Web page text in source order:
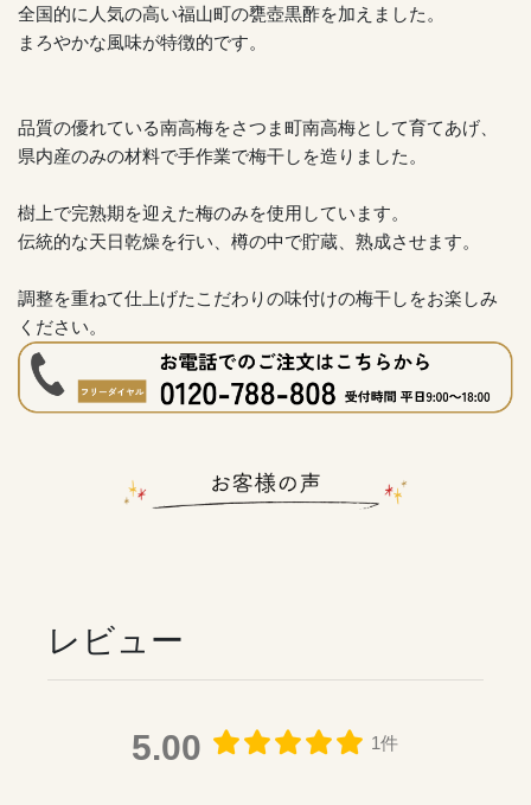
全国的に人気の高い福山町の甕壺黒酢を加えました。
まろやかな風味が特徴的です。
品質の優れている南高梅をさつま町南高梅として育てあげ、
県内産のみの材料で手作業で梅干しを造りました。
樹上で完熟期を迎えた梅のみを使用しています。
伝統的な天日乾燥を行い、樽の中で貯蔵、熟成させます。
調整を重ねて仕上げたこだわりの味付けの梅干しをお楽しみ
ください。
レビュー
5.00 1件